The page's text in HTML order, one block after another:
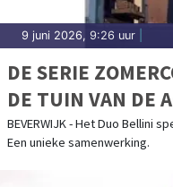
9 juni 2026, 9:26 uur
DE SERIE
DE TUIN VAN DE
JUNI 2026
BEVERWIJK - Het Duo Bellini
Een unieke samenwerking.